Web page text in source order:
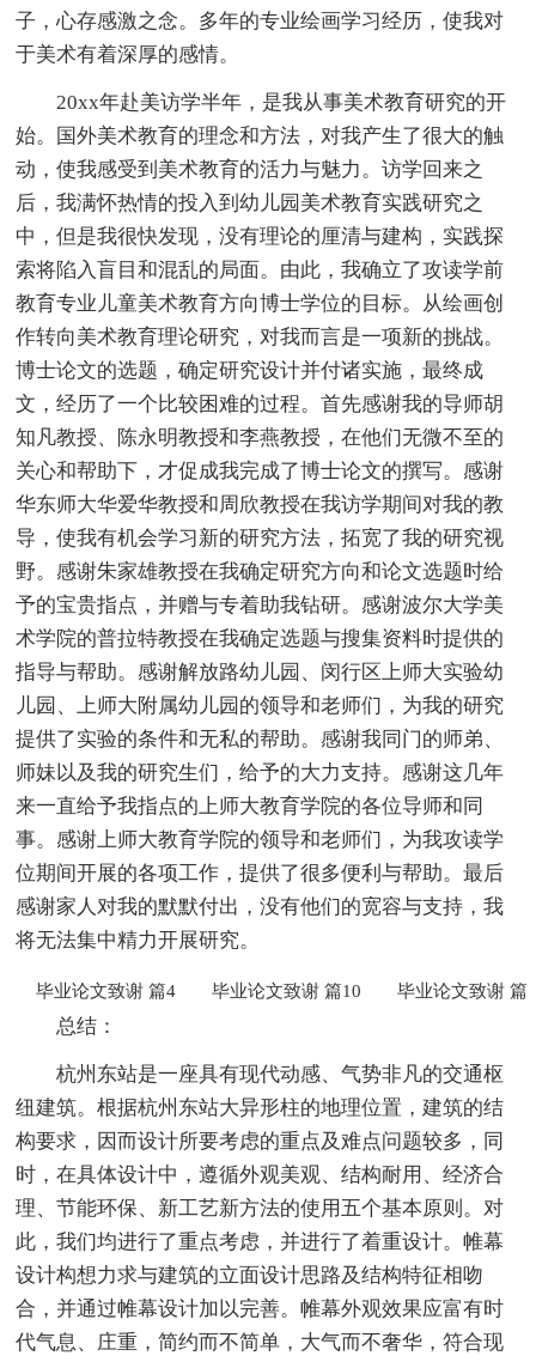
子，心存感激之念。多年的专业绘画学习经历，使我对
于美术有着深厚的感情。
20xx年赴美访学半年，是我从事美术教育研究的开
始。国外美术教育的理念和方法，对我产生了很大的触
动，使我感受到美术教育的活力与魅力。访学回来之
后，我满怀热情的投入到幼儿园美术教育实践研究之
中，但是我很快发现，没有理论的厘清与建构，实践探
索将陷入盲目和混乱的局面。由此，我确立了攻读学前
教育专业儿童美术教育方向博士学位的目标。从绘画创
作转向美术教育理论研究，对我而言是一项新的挑战。
博士论文的选题，确定研究设计并付诸实施，最终成
文，经历了一个比较困难的过程。首先感谢我的导师胡
知凡教授、陈永明教授和李燕教授，在他们无微不至的
关心和帮助下，才促成我完成了博士论文的撰写。感谢
华东师大华爱华教授和周欣教授在我访学期间对我的教
导，使我有机会学习新的研究方法，拓宽了我的研究视
野。感谢朱家雄教授在我确定研究方向和论文选题时给
予的宝贵指点，并赠与专着助我钻研。感谢波尔大学美
术学院的普拉特教授在我确定选题与搜集资料时提供的
指导与帮助。感谢解放路幼儿园、闵行区上师大实验幼
儿园、上师大附属幼儿园的领导和老师们，为我的研究
提供了实验的条件和无私的帮助。感谢我同门的师弟、
师妹以及我的研究生们，给予的大力支持。感谢这几年
来一直给予我指点的上师大教育学院的各位导师和同
事。感谢上师大教育学院的领导和老师们，为我攻读学
位期间开展的各项工作，提供了很多便利与帮助。最后
感谢家人对我的默默付出，没有他们的宽容与支持，我
将无法集中精力开展研究。
毕业论文致谢 篇4
总结：
杭州东站是一座具有现代动感、气势非凡的交通枢
纽建筑。根据杭州东站大异形柱的地理位置，建筑的结
构要求，因而设计所要考虑的重点及难点问题较多，同
时，在具体设计中，遵循外观美观、结构耐用、经济合
理、节能环保、新工艺新方法的使用五个基本原则。对
此，我们均进行了重点考虑，并进行了着重设计。帷幕
设计构想力求与建筑的立面设计思路及结构特征相吻
合，并通过帷幕设计加以完善。帷幕外观效果应富有时
代气息、庄重，简约而不简单，大气而不奢华，符合现
毕业论文致谢 篇10 毕业论文致谢 篇